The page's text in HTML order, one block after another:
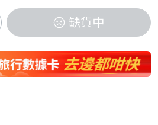
缺貨中